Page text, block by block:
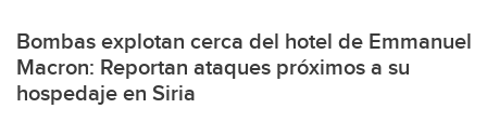
Bombas explotan cerca del hotel de Emmanuel
Macron: Reportan ataques próximos a su
hospedaje en Siria